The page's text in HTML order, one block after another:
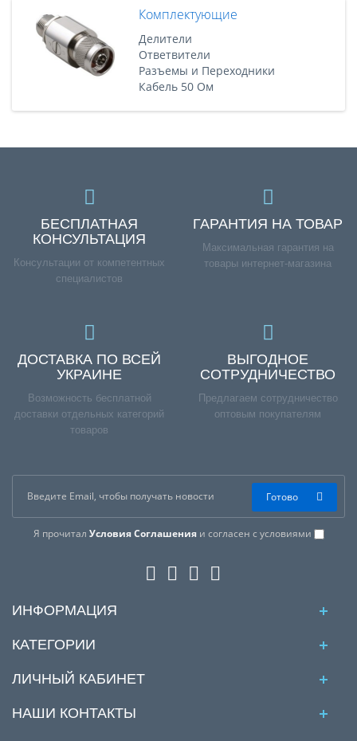
Комплектующие
Делители
Ответвители
Разъемы и Переходники
Кабель 50 Ом
БЕСПЛАТНАЯ
КОНСУЛЬТАЦИЯ
Консультации от компетентных
специалистов
ГАРАНТИЯ НА ТОВАР
Максимальная гарантия на
товары интернет-магазина
ДОСТАВКА ПО ВСЕЙ
УКРАИНЕ
Возможность бесплатной
доставки отдельных категорий
товаров
ВЫГОДНОЕ
СОТРУДНИЧЕСТВО
Предлагаем сотрудничество
оптовым покупателям
Я прочитал Условия Соглашенияи согласен с условиями
Готово
ИНФОРМАЦИЯ
КАТЕГОРИИ
ЛИЧНЫЙ КАБИНЕТ
НАШИ КОНТАКТЫ